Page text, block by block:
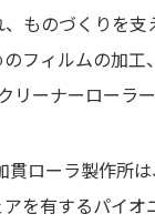
ものづくりを
フィルムの加
リーナーローラ
貫ローラ製作所
を有するパイ